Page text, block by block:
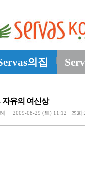
의집 |
자유의 여신상
2009-08-29 (토) 11:12 조회